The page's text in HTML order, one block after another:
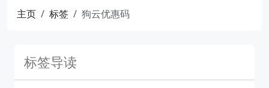
主页 标签 狗云优惠码
标签导读